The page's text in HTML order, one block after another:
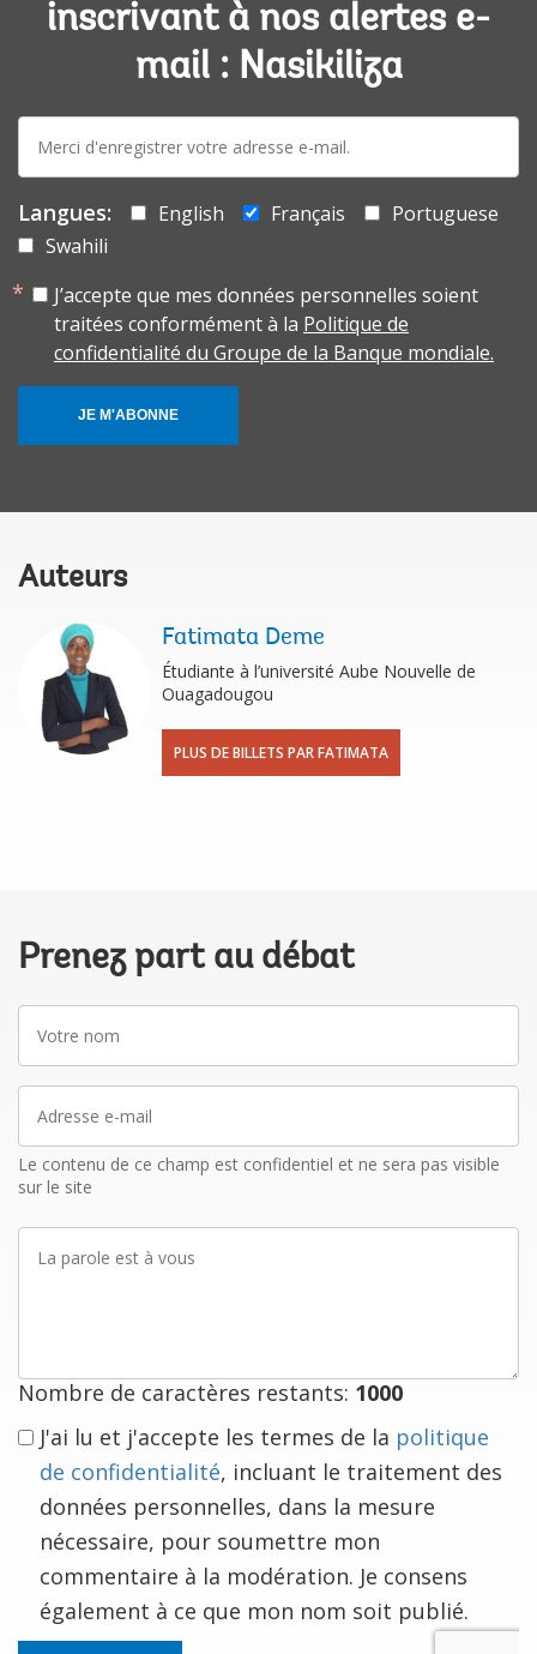
inscrivant à nos alertes e-
mail : Nasikiliza
mail:
Langues: English Français
Portuguese
Swahili
J’accepte que mes données personnelles soient
traitées conformément à la Politique de
confidentialité du Groupe de la Banque mondiale.
JE M'ABONNE
Auteurs
Fatimata Deme
Étudiante à l’université Aube Nouvelle de
Ouagadougou
PLUS DE BILLETS PAR FATIMATA
Prenez part au débat
nom
mail
Le contenu de ce champ est confidentiel et ne sera pas visible
sur le site
parole
Nombre de caractères restants: 1000
J'ai lu et j'accepte les termes de la politique
de confidentialité, incluant le traitement des
données personnelles, dans la mesure
nécessaire, pour soumettre mon
commentaire à la modération. Je consens
également à ce que mon nom soit publié.